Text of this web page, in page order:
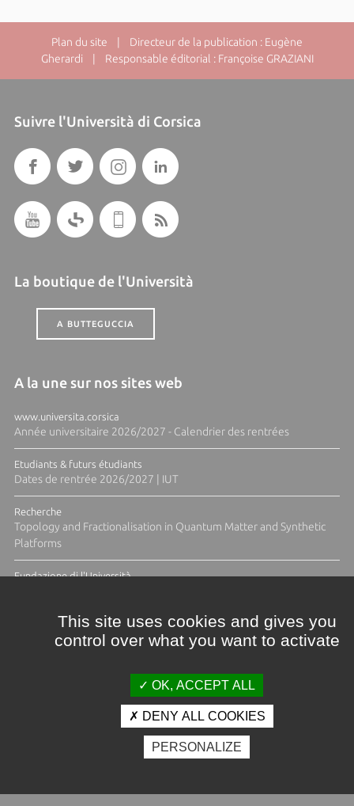
Plan du site | Directeur de la publication : Eugène
Gherardi | Responsable éditorial : Françoise GRAZIANI
Suivre l'Università di Corsica
La boutique de l'Università
A BUTTEGUCCIA
A la une sur nos sites web
www.universita.corsica
Année universitaire 2026/2027 - Calendrier des rentrées
Etudiants & futurs étudiants
Dates de rentrée 2026/2027 | IUT
Recherche
Topology and Fractionalisation in Quantum Matter and Synthetic
Platforms
Fundazione di l'Università
Crédits et mentions légales
Espace presse
Photothèque
This site uses cookies and gives you
control over what you want to activate
OK, ACCEPT ALL
DENY ALL COOKIES
PERSONALIZE